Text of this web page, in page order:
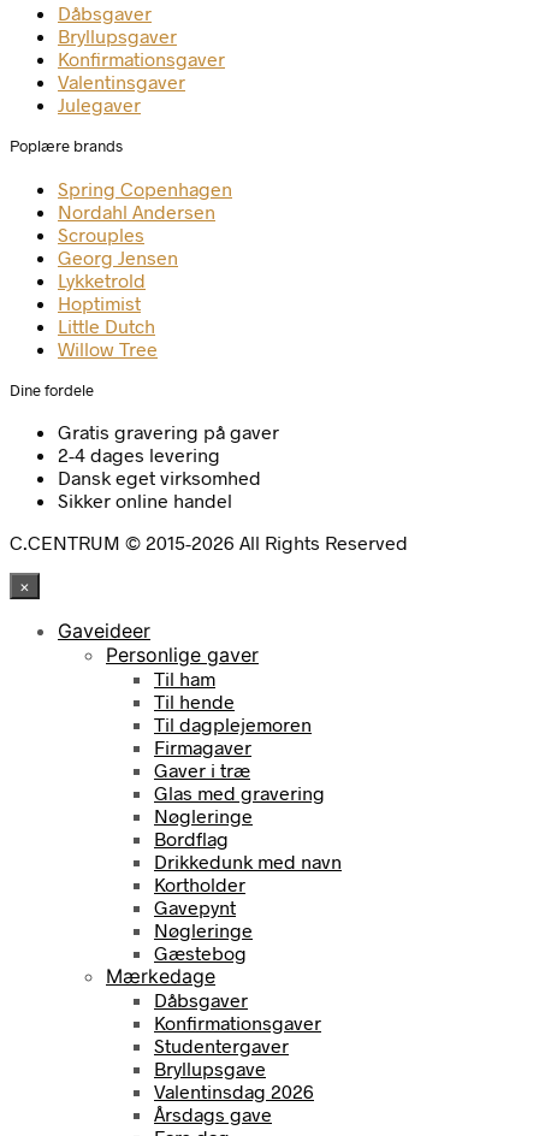
Dåbsgaver
Bryllupsgaver
Konfirmationsgaver
Valentinsgaver
Julegaver
Poplære brands
Spring Copenhagen
Nordahl Andersen
Scrouples
Georg Jensen
Lykketrold
Hoptimist
Little Dutch
Willow Tree
Dine fordele
Gratis gravering på gaver
2-4 dages levering
Dansk eget virksomhed
Sikker online handel
C.CENTRUM © 2015-2026 All Rights Reserved
×
Gaveideer
Personlige gaver
Til ham
Til hende
Til dagplejemoren
Firmagaver
Gaver i træ
Glas med gravering
Nøgleringe
Bordflag
Drikkedunk med navn
Kortholder
Gavepynt
Nøgleringe
Gæstebog
Mærkedage
Dåbsgaver
Konfirmationsgaver
Studentergaver
Bryllupsgave
Valentinsdag 2026
Årsdags gave